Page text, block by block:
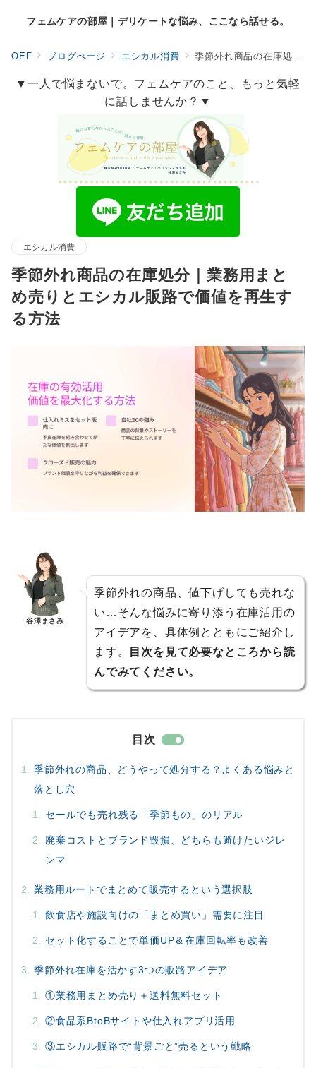
フェムケアの部屋｜デリケートな悩み、ここなら話せる。
OEF ブログぺージ エシカル消費 季節外れ商品の在庫処分｜業務用まとめ売りとエシカル販路で価値を再生する方法
▼一人で悩まないで。フェムケアのこと、もっと気軽
に話しませんか？▼
エシカル消費
季節外れ商品の在庫処分｜業務用まと
め売りとエシカル販路で価値を再生す
る方法
谷澤まさみ
季節外れの商品、値下げしても売れな
い…そんな悩みに寄り添う在庫活用の
アイデアを、具体例とともにご紹介し
ます。
目次を見て必要なところから読
んでみてください。
目次
季節外れの商品、どうやって処分する？よくある悩みと
落とし穴
セールでも売れ残る「季節もの」のリアル
廃棄コストとブランド毀損、どちらも避けたいジレ
ンマ
業務用ルートでまとめて販売するという選択肢
飲食店や施設向けの「まとめ買い」需要に注目
セット化することで単価UP＆在庫回転率も改善
季節外れ在庫を活かす3つの販路アイデア
①業務用まとめ売り＋送料無料セット
②食品系BtoBサイトや仕入れアプリ活用
③エシカル販路で“背景ごと”売るという戦略